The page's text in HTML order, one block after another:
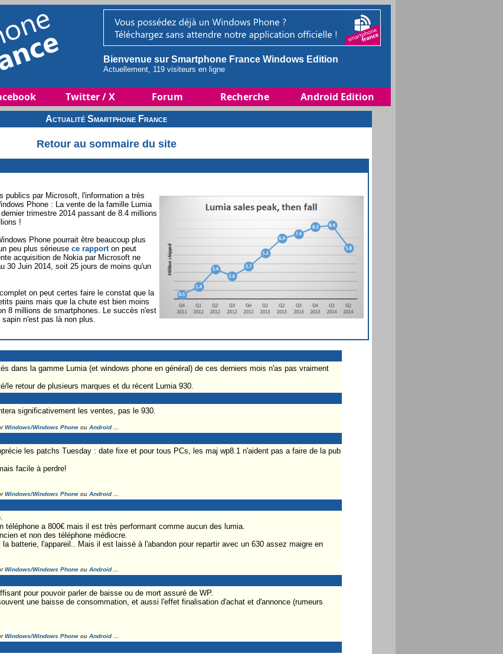
Bienvenue sur Smartphone France Windows Edition
Actuellement, 119 visiteurs en ligne
Twitter / X Forum Recherche Android Edition
Actualité Smartphone France
Retour au sommaire du site
publics par Microsoft, l'information a très
Phone : La vente de la famille Lumia
trimestre 2014 passant de 8.4 millions
!
Phone pourrait être beaucoup plus
peu plus sérieuse ce rapport on peut
acquisition de Nokia par Microsoft ne
30 Juin 2014, soit 25 jours de moins qu'un
on peut certes faire le constat que la
pains mais que la chute est bien moins
8 millions de smartphones. Le succès n'est
n'est pas là non plus.
dans la gamme Lumia (et windows phone en général) de ces derniers mois n'as pas vraiment
le retour de plusieurs marques et du récent Lumia 930.
significativement les ventes, pas le 930.
Windows/Windows Phoneou Android...
les patchs Tuesday : date fixe et pour tous PCs, les maj wp8.1 n'aident pas a faire de la pub
facile à perdre!
Windows/Windows Phoneou Android...
téléphone a 800€ mais il est très performant comme aucun des lumia.
et non des téléphone médiocre.
batterie, l'appareil.. Mais il est laissé à l'abandon pour repartir avec un 630 assez maigre en
Windows/Windows Phoneou Android...
pour pouvoir parler de baisse ou de mort assuré de WP.
une baisse de consommation, et aussi l'effet finalisation d'achat et d'annonce (rumeurs
Windows/Windows Phoneou Android...